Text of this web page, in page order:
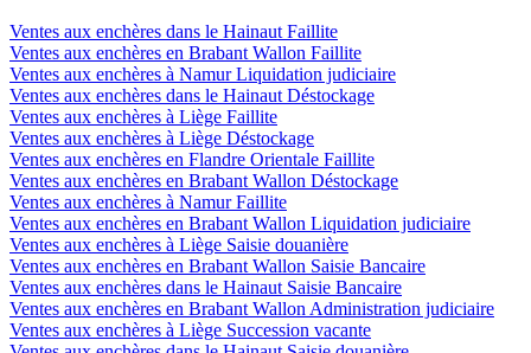
Ventes aux enchères dans le Hainaut Faillite
Ventes aux enchères en Brabant Wallon Faillite
Ventes aux enchères à Namur Liquidation judiciaire
Ventes aux enchères dans le Hainaut Déstockage
Ventes aux enchères à Liège Faillite
Ventes aux enchères à Liège Déstockage
Ventes aux enchères en Flandre Orientale Faillite
Ventes aux enchères en Brabant Wallon Déstockage
Ventes aux enchères à Namur Faillite
Ventes aux enchères en Brabant Wallon Liquidation judiciaire
Ventes aux enchères à Liège Saisie douanière
Ventes aux enchères en Brabant Wallon Saisie Bancaire
Ventes aux enchères dans le Hainaut Saisie Bancaire
Ventes aux enchères en Brabant Wallon Administration judiciaire
Ventes aux enchères à Liège Succession vacante